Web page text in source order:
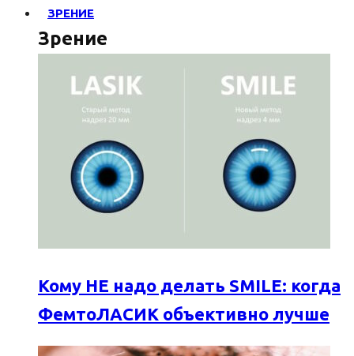
ЗРЕНИЕ
Зрение
Кому НЕ надо делать SMILE: когда
ФемтоЛАСИК объективно лучше